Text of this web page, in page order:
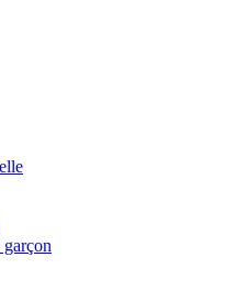
garçon